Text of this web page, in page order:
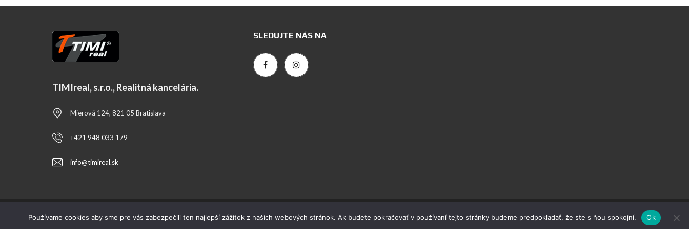
TIMIreal, s.r.o., Realitná kancelária.
Mierová 124, 821 05 Bratislava
+421 948 033 179
info@timireal.sk
SLEDUJTE NÁS NA
© TIMIreal, s.r.o.
Používame cookies aby sme pre vás zabezpečili ten najlepší zážitok z našich webových stránok. Ak budete pokračovať v používaní tejto stránky budeme predpokladať, že ste s ňou spokojní. Ok